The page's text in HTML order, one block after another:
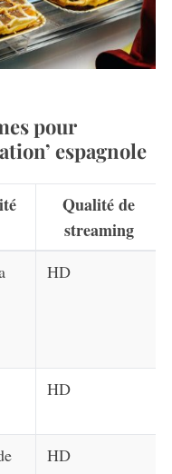
pour
espagnole
Qualité de
streaming
HD
HD
HD